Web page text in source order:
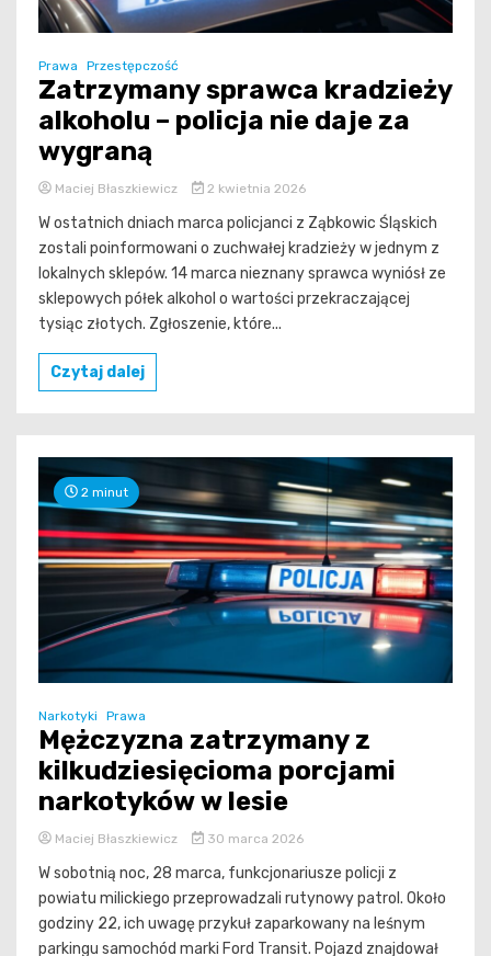
Prawa Przestępczość
Zatrzymany sprawca kradzieży
alkoholu – policja nie daje za
wygraną
Maciej Błaszkiewicz 2 kwietnia 2026
W ostatnich dniach marca policjanci z Ząbkowic Śląskich
zostali poinformowani o zuchwałej kradzieży w jednym z
lokalnych sklepów. 14 marca nieznany sprawca wyniósł ze
sklepowych półek alkohol o wartości przekraczającej
tysiąc złotych. Zgłoszenie, które...
Czytaj dalej
2 minut
Narkotyki Prawa
Mężczyzna zatrzymany z
kilkudziesięcioma porcjami
narkotyków w lesie
Maciej Błaszkiewicz 30 marca 2026
W sobotnią noc, 28 marca, funkcjonariusze policji z
powiatu milickiego przeprowadzali rutynowy patrol. Około
godziny 22, ich uwagę przykuł zaparkowany na leśnym
parkingu samochód marki Ford Transit. Pojazd znajdował